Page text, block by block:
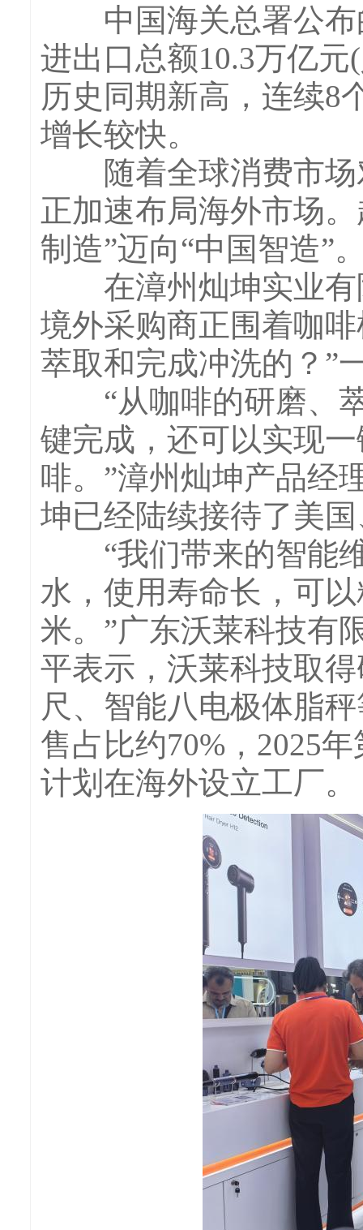
中国海关总署公布
进出口总额10.3万亿
历史同期新高，连续8
增长较快。
随着全球消费市场
正加速布局海外市场
制造”迈向“中国智造”
在漳州灿坤实业有
境外采购商正围着咖
萃取和完成冲洗的？”
“从咖啡的研磨、萃
键完成，还可以实现
啡。”漳州灿坤产品经
坤已经陆续接待了美
“我们带来的智能维
水，使用寿命长，可
米。”广东沃莱科技有
平表示，沃莱科技取
尺、智能八电极体脂
售占比约70%，2025
计划在海外设立工厂。